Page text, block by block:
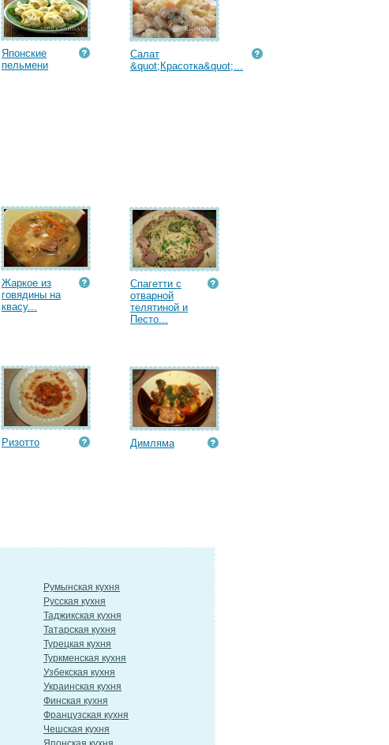
Японские
пельмени
Салат
&quot;Красотка&quot;...
Жаркое из
говядины на
квасу...
Спагетти с
отварной
телятиной и
Песто...
Ризотто Димляма
Румынская кухня
Русская кухня
Таджикская кухня
Татарская кухня
Турецкая кухня
Туркменская кухня
Узбекская кухня
Украинская кухня
Финская кухня
Французская кухня
Чешская кухня